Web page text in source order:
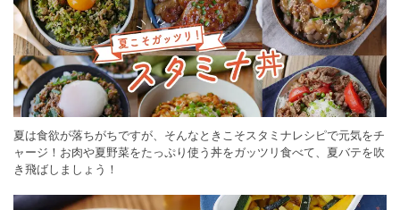
夏は食欲が落ちがちですが、そんなときこそスタミナレシピで元気をチ
ャージ！お肉や夏野菜をたっぷり使う丼をガッツリ食べて、夏バテを吹
き飛ばしましょう！